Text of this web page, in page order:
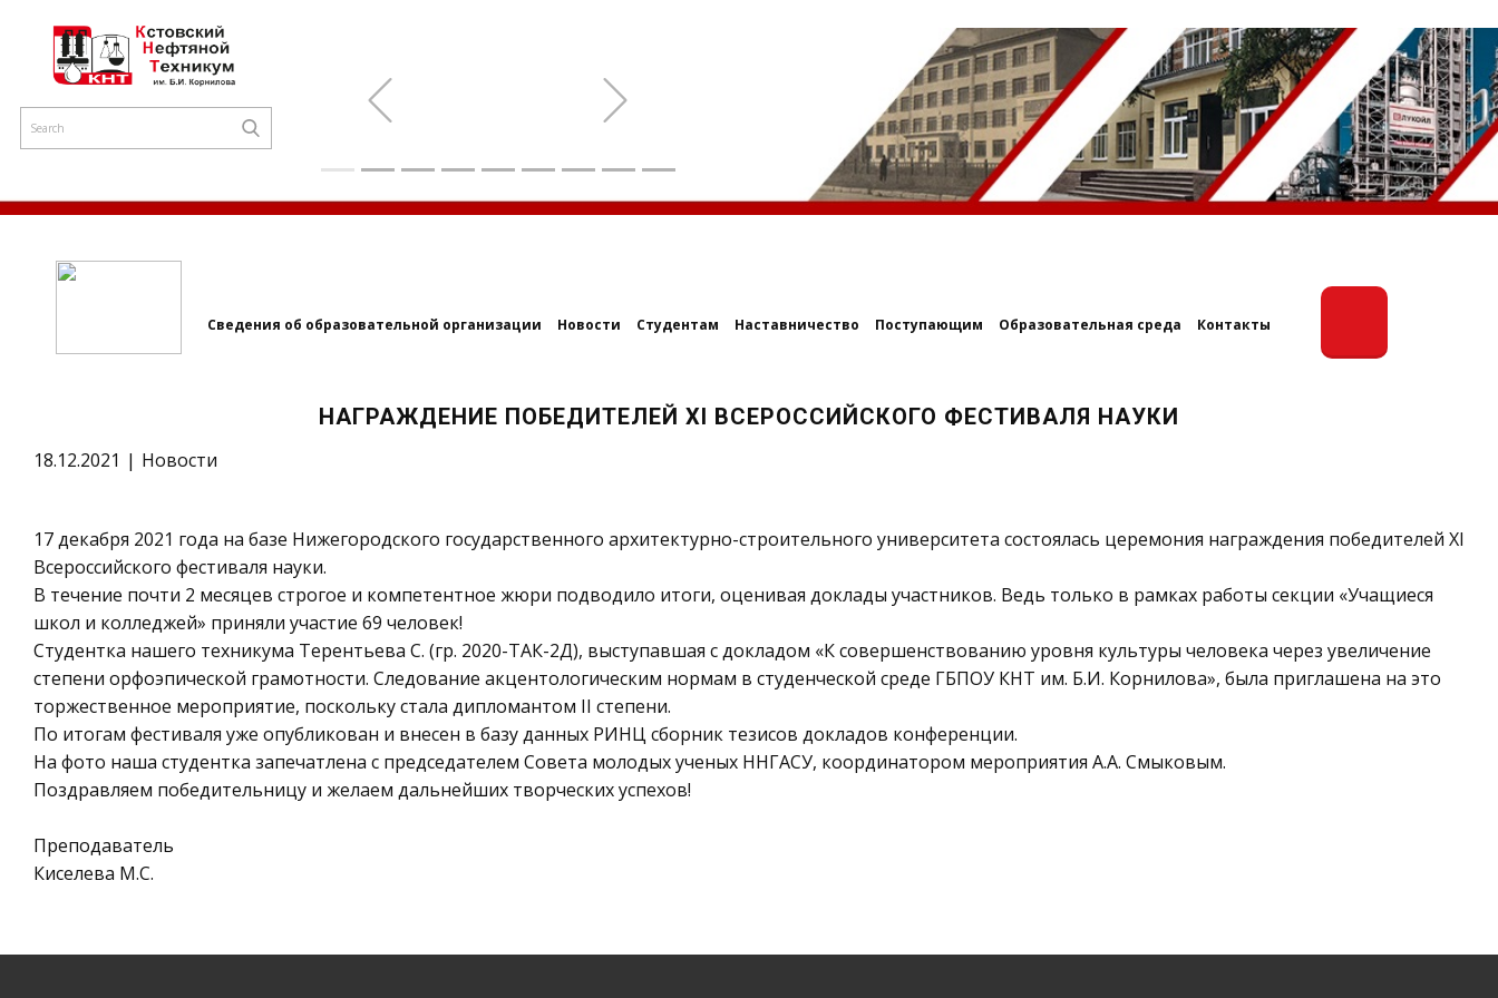
Сведения об образовательной организации Новости Студентам Наставничество Поступающим Образовательная среда Контакты
НАГРАЖДЕНИЕ ПОБЕДИТЕЛЕЙ XI ВСЕРОССИЙСКОГО ФЕСТИВАЛЯ НАУКИ
18.12.2021 Новости
17 декабря 2021 года на базе Нижегородского государственного архитектурно-строительного университета состоялась церемония награждения победителей XI
Всероссийского фестиваля науки.
В течение почти 2 месяцев строгое и компетентное жюри подводило итоги, оценивая доклады участников. Ведь только в рамках работы секции «Учащиеся
школ и колледжей» приняли участие 69 человек!
Студентка нашего техникума Терентьева С. (гр. 2020-ТАК-2Д), выступавшая с докладом «К совершенствованию уровня культуры человека через увеличение
степени орфоэпической грамотности. Следование акцентологическим нормам в студенческой среде ГБПОУ КНТ им. Б.И. Корнилова», была приглашена на это
торжественное мероприятие, поскольку стала дипломантом II степени.
По итогам фестиваля уже опубликован и внесен в базу данных РИНЦ сборник тезисов докладов конференции.
На фото наша студентка запечатлена с председателем Совета молодых ученых ННГАСУ, координатором мероприятия А.А. Смыковым.
Поздравляем победительницу и желаем дальнейших творческих успехов!
Преподаватель
Киселева М.С.